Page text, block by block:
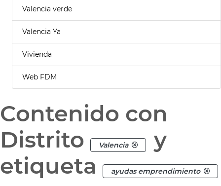
Valencia verde
Valencia Ya
Vivienda
Web FDM
Contenido con
Distrito
Valencia
y
etiqueta
ayudas emprendimiento